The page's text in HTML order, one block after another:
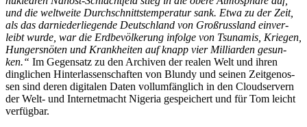
und die welt­wei­te Durch­schnitts­tem­pe­ra­tur sank. Et­wa zu der Zeit,
als das dar­nie­der­lie­gen­de Deutsch­land von Groß­russ­land ein­ver­
leibt wur­de, war die Erd­be­völ­ke­rung in­fol­ge von Tsu­na­mis, Krie­gen,
Hun­gers­nö­ten und Krank­hei­ten auf knapp vier Mil­li­ar­den ge­sun­
ken.“ Im Ge­gen­satz zu den Ar­chi­ven der rea­len Welt und ih­ren
ding­li­chen Hin­ter­las­sen­schaf­ten von Blun­dy und sei­nen Zeit­ge­nos­
sen sind de­ren di­gi­ta­len Da­ten voll­um­fäng­lich in den Cloud­ser­vern
der Welt- und In­ter­net­macht Ni­ge­ria ge­spei­chert und für Tom leicht
verfügbar.